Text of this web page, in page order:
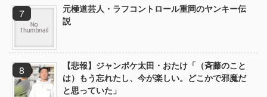
元極道芸人・ラフコントロール重岡のヤンキー伝
説
【悲報】ジャンポケ太田・おたけ「（斉藤のこと
は）もう忘れたし、今が楽しい。どこかで邪魔だ
と思っていた」